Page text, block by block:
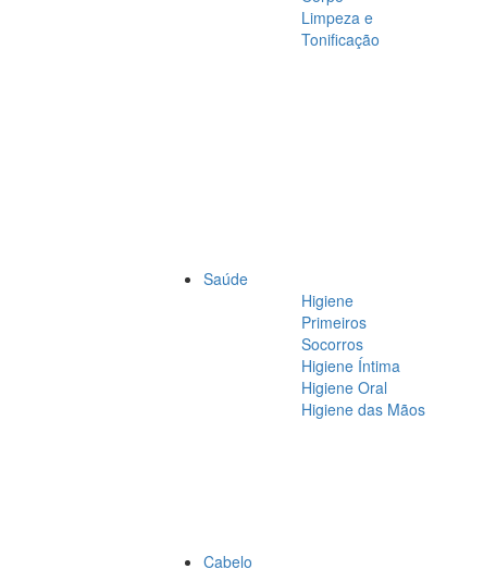
Limpeza e
Tonificação
Saúde
Higiene
Primeiros
Socorros
Higiene Íntima
Higiene Oral
Higiene das Mãos
Cabelo